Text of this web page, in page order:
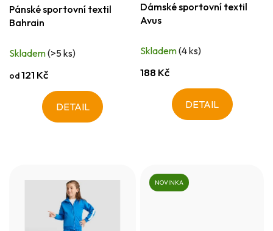
Pánské sportovní textil
Bahrain
Skladem(>5 ks)
od121 Kč
DETAIL
Dámské sportovní textil
Avus
Skladem(4 ks)
188 Kč
DETAIL
NOVINKA